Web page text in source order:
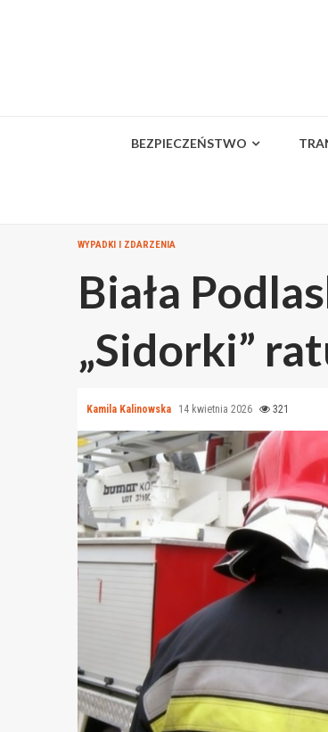
BEZPIECZEŃSTWO
WYPADKI I ZDARZENIA
Biała
„Sidorki”
Kamila Kalinowska 14 kwietnia 2026 321